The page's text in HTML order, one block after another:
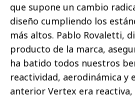
que supone un cambio
diseño cumpliendo los
más altos. Pablo Rovaletti,
producto de la marca,
ha batido todos nuestros
reactividad, aerodinámica y
anterior Vertex era